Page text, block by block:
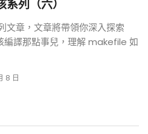
列（六）
文章，文章將帶領你深入探索
編譯那點事兒，理解 makefile 如
8 日